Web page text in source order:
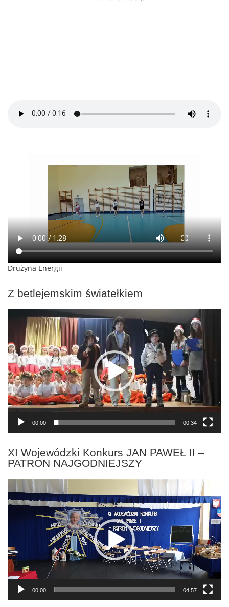
Drużyna Energii
Z betlejemskim światełkiem
Odtwarzacz
00:00 00:34
XI Wojewódzki Konkurs JAN PAWEŁ II –
PATRON NAJGODNIEJSZY
Odtwarzacz
video
00:00 04:57